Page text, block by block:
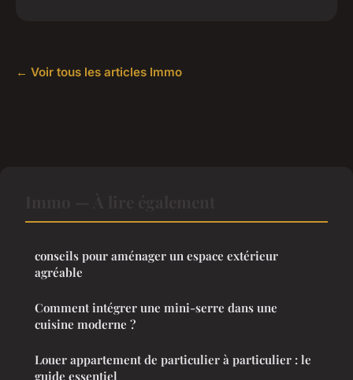
← Voir tous les articles Immo
conseils pour aménager un espace extérieur
agréable
Comment intégrer une mini-serre dans une
cuisine moderne ?
Louer appartement de particulier à particulier : le
guide essentiel